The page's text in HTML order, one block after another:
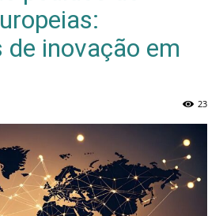
de inovação em
23